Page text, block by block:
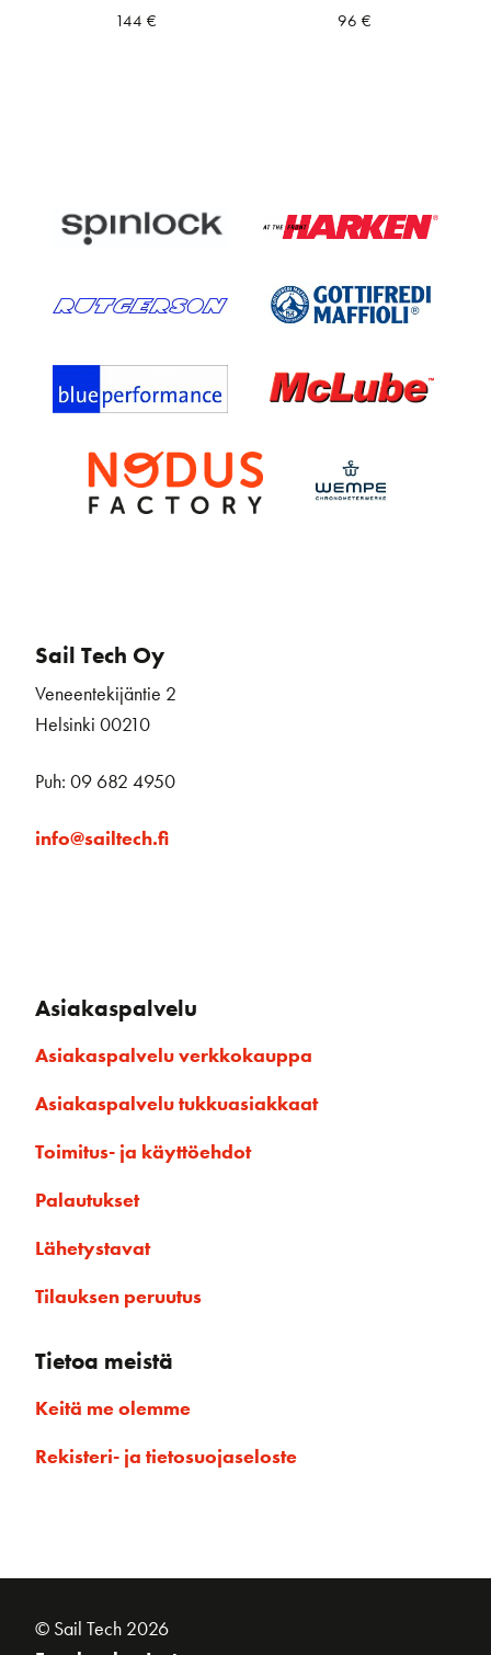
144€ 96€
Sail Tech Oy
Veneentekijäntie 2
Helsinki 00210
Puh: 09 682 4950
info@sailtech.fi
Asiakaspalvelu
Asiakaspalvelu verkkokauppa
Asiakaspalvelu tukkuasiakkaat
Toimitus- ja käyttöehdot
Palautukset
Lähetystavat
Tilauksen peruutus
Tietoa meistä
Keitä me olemme
Rekisteri- ja tietosuojaseloste
© Sail Tech 2026